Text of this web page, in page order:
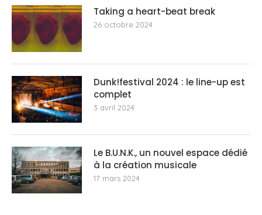
Taking a heart-beat break
26 octobre 2024
Dunk!festival 2024 : le line-up est
complet
3 avril 2024
Le B.U.N.K., un nouvel espace dédié
à la création musicale
17 mars 2024